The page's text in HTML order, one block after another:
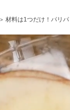
材料は1つだけ！パリ